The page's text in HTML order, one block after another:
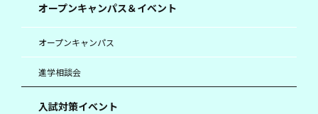
オープンキャンパス＆イベント
オープンキャンパス
進学相談会
入試対策イベント